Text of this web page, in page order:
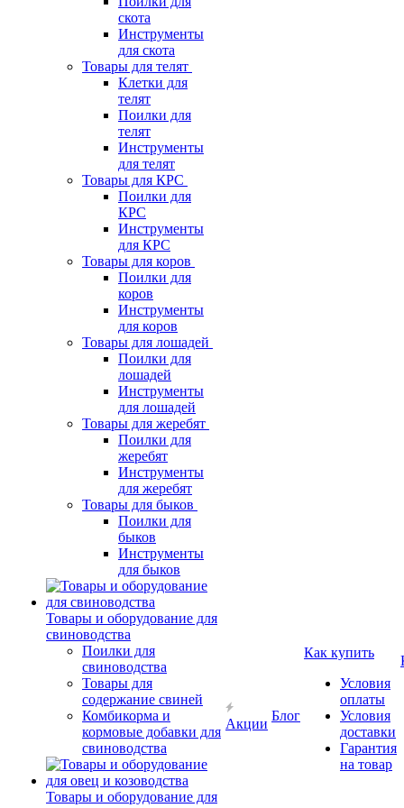
скота
Инструменты
для скота
Товары для телят
Клетки для
телят
Поилки для
телят
Инструменты
для телят
Товары для КРС
Поилки для
КРС
Инструменты
для КРС
Товары для коров
Поилки для
коров
Инструменты
для коров
Товары для лошадей
Поилки для
лошадей
Инструменты
для лошадей
Товары для жеребят
Поилки для
жеребят
Инструменты
для жеребят
Товары для быков
Поилки для
быков
Инструменты
для быков
Товары и оборудование для
свиноводства
Поилки для
свиноводства
Товары для
содержание свиней
Комбикорма и
кормовые добавки для
свиноводства
Товары и оборудование для
Акции
Блог
Как купить
Условия
оплаты
Условия
доставки
Гарантия
на товар